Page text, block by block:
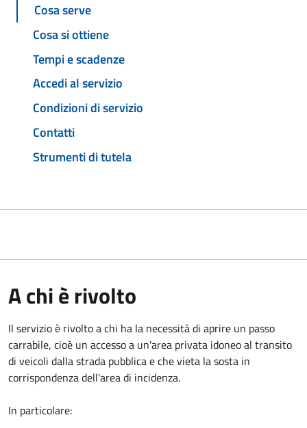
Cosa serve
Cosa si ottiene
Tempi e scadenze
Accedi al servizio
Condizioni di servizio
Contatti
Strumenti di tutela
A chi è rivolto
Il servizio è rivolto a chi ha la necessità di aprire un passo
carrabile, cioè un accesso a un'area privata idoneo al transito
di veicoli dalla strada pubblica e che vieta la sosta in
corrispondenza dell'area di incidenza.
In particolare: